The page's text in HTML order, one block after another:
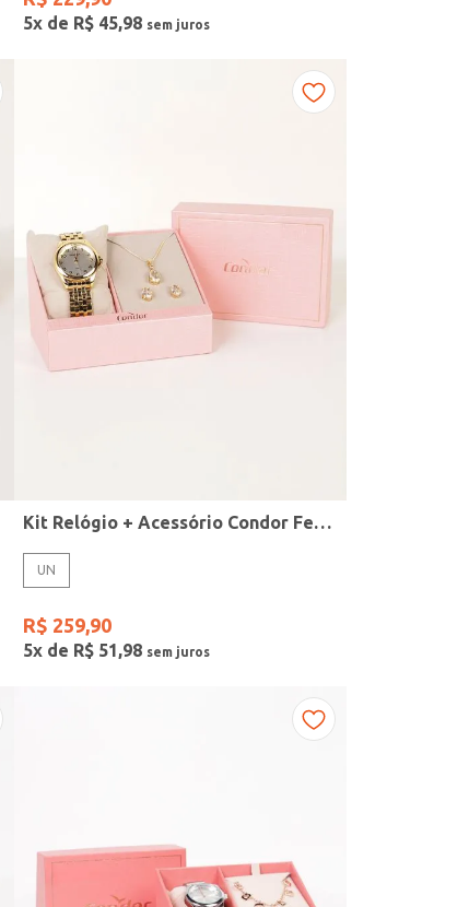
5x de R$ 45,98
Kit Relógio + Acessório Condor Feminino DOURADO
UN
R$ 259,90
5x de R$ 51,98